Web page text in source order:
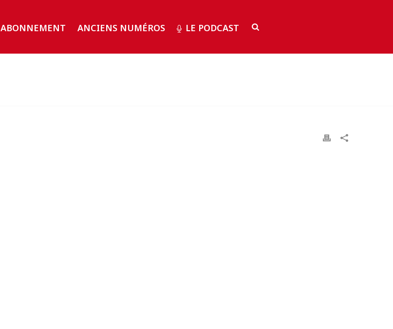
ABONNEMENT ANCIENS NUMÉROS LE PODCAST